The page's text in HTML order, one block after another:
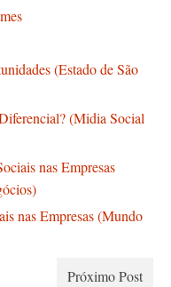
(Estado de São
(Midia Social
nas Empresas
nas Empresas (Mundo
Próximo Post